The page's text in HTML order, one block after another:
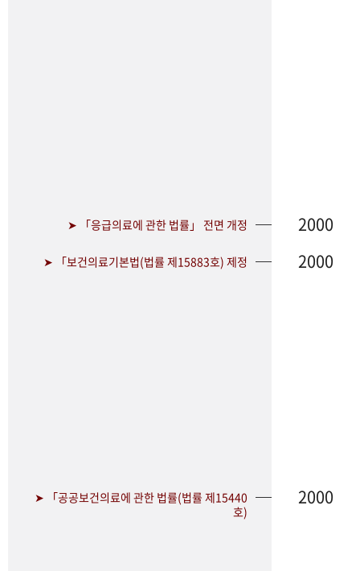
➤ 「응급의료에 관한 법률」 전면 개정 2000
➤ 「보건의료기본법(법률 제15883호) 제정 2000
➤ 「공공보건의료에 관한 법률(법률 제15440
호)
2000